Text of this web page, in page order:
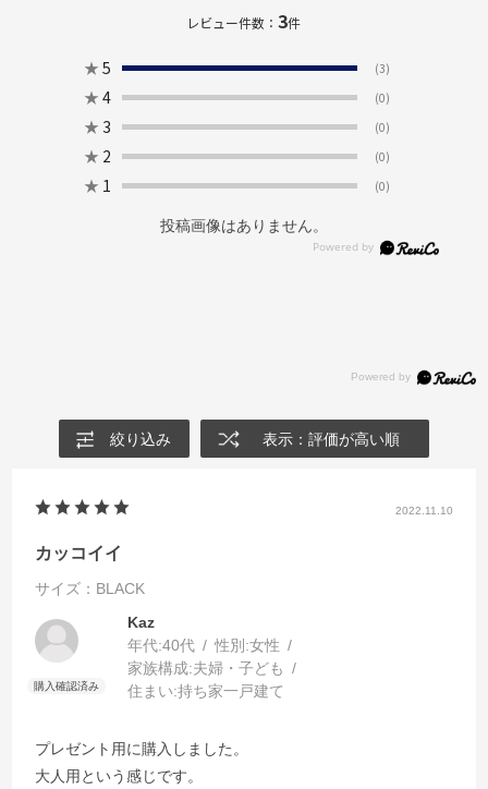
レビュー件数：3件
★ 5 (3)
★ 4 (0)
★ 3 (0)
★ 2 (0)
★ 1 (0)
投稿画像はありません。
絞り込み 表示：評価が高い順
2022.11.10
カッコイイ
サイズ：BLACK
Kaz
年代:40代 性別:女性
家族構成:夫婦・子ども
住まい:持ち家一戸建て
プレゼント用に購入しました。
大人用という感じです。